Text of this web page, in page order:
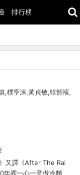
排行榜
,樸亨洙,黃貞敏,韓韶禧,
又譯《After The Rai
年裡一心一意做冷麵